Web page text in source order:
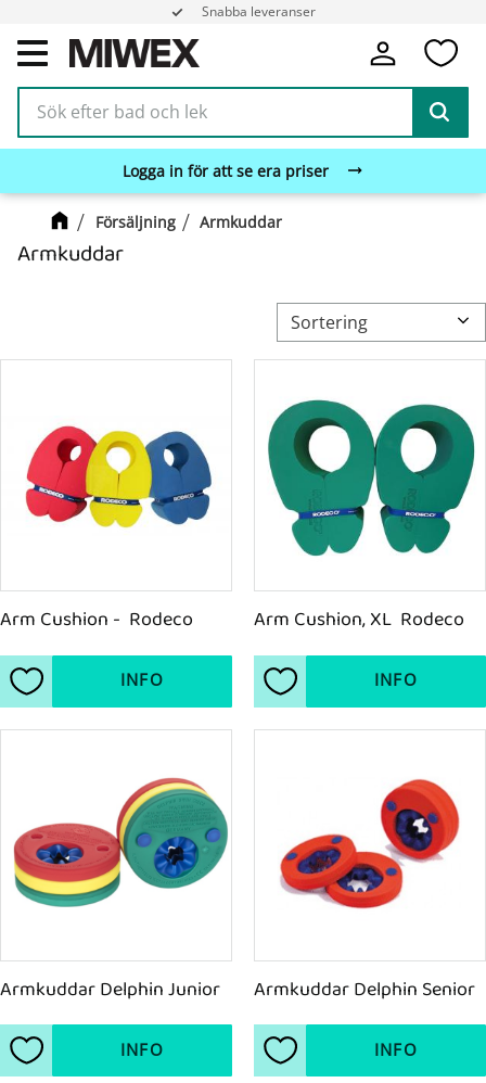
Meny
Snabba leveranser
Service i toppklass
Logga in för att se era priser
Armkuddar
Försäljning Armkuddar
Välj sortering
Arm Cushion -  Rodeco
Lägg till i favoriter
INFO
Arm Cushion, XL  Rodeco
Lägg till i favoriter
INFO
Armkuddar Delphin Junior
Lägg till i favoriter
INFO
Armkuddar Delphin Senior
Lägg till i favoriter
INFO